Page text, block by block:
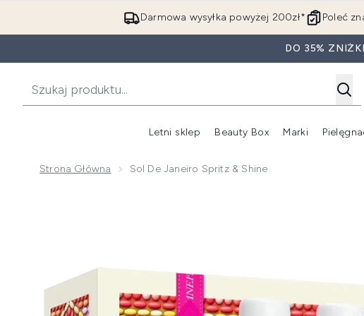
Darmowa wysyłka powyżej 200zł* Poleć
DO 35%
Letni sklep Beauty Box Marki
Strona Główna Sol De Janeiro Spritz & Shine